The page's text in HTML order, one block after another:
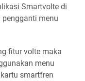
Smartvolte di
menu
fitur volte maka
menu
smartfren